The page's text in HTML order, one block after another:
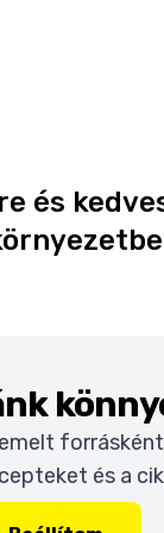
és
forrásként
és a